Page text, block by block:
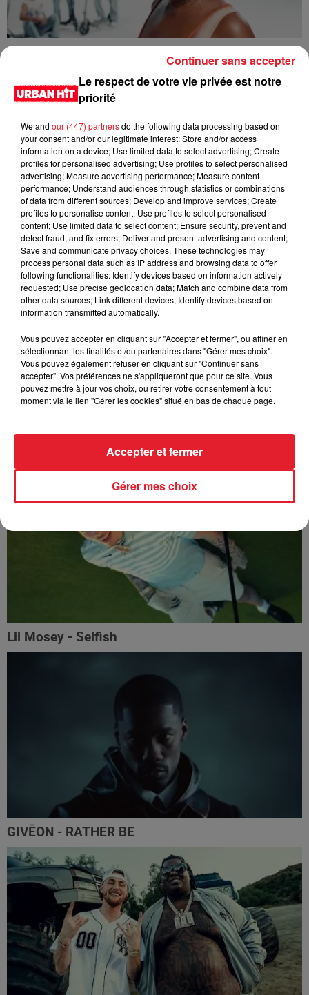
Tiwa Savage - You4Me
Tyla - Bliss
Lil Mosey - Selfish
GIVĒON - RATHER BE
Le respect de votre vie privée est notre
priorité
We and our (447) partnersdo the following data processing based on
your consent and/or our legitimate interest: Store and/or access
information on a device; Use limited data to select advertising; Create
profiles for personalised advertising; Use profiles to select personalised
advertising; Measure advertising performance; Measure content
performance; Understand audiences through statistics or combinations
of data from different sources; Develop and improve services; Create
profiles to personalise content; Use profiles to select personalised
content; Use limited data to select content; Ensure security, prevent and
detect fraud, and fix errors; Deliver and present advertising and content;
Save and communicate privacy choices. These technologies may
process personal data such as IP address and browsing data to offer
following functionalities: Identify devices based on information actively
requested; Use precise geolocation data; Match and combine data from
other data sources; Link different devices; Identify devices based on
information transmitted automatically.
Vous pouvez accepter en cliquant sur "Accepter et fermer", ou affiner en
sélectionnant les finalités et/ou partenaires dans "Gérer mes choix".
Vous pouvez également refuser en cliquant sur "Continuer sans
accepter". Vos préférences ne s'appliqueront que pour ce site. Vous
pouvez mettre à jour vos choix, ou retirer votre consentement à tout
moment via le lien "Gérer les cookies" situé en bas de chaque page.
Gérer mes choix
Accepter et fermer
Continuer sans accepter